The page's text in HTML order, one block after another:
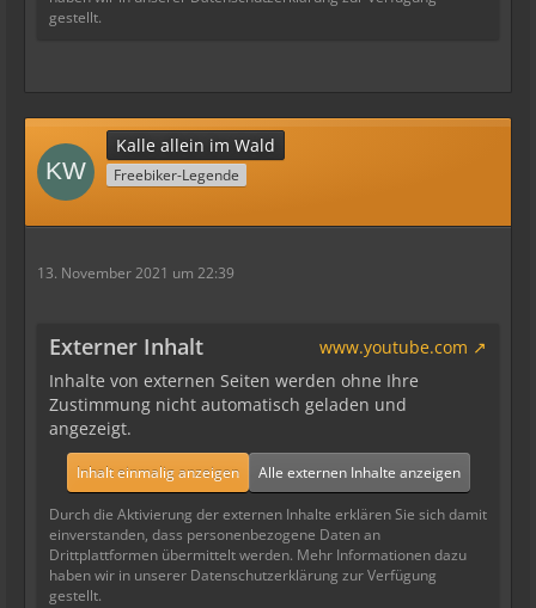
gestellt.
Kalle allein im Wald
Freebiker-Legende
13. November 2021 um 22:39
Externer Inhalt
www.youtube.com
Inhalte von externen Seiten werden ohne Ihre
Zustimmung nicht automatisch geladen und
angezeigt.
Inhalt einmalig anzeigen Alle externen Inhalte anzeigen
Durch die Aktivierung der externen Inhalte erklären Sie sich damit
einverstanden, dass personenbezogene Daten an
Drittplattformen übermittelt werden. Mehr Informationen dazu
haben wir in unserer Datenschutzerklärung zur Verfügung
gestellt.